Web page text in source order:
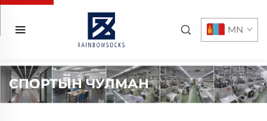
MN
СПОРТЫН ЧУЛМАН